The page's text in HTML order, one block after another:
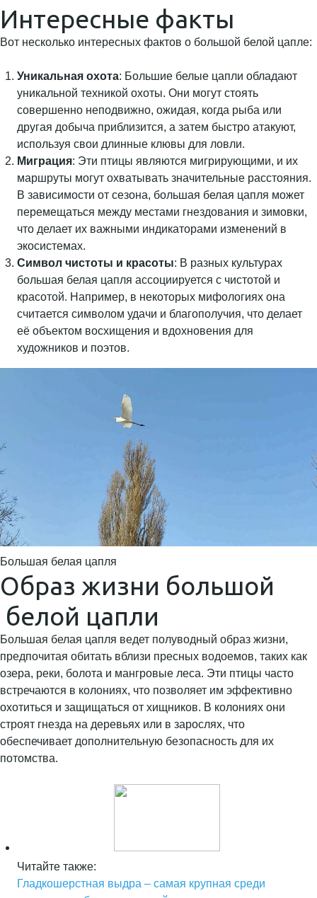
Интересные факты
Вот несколько интересных фактов о большой белой цапле:
Уникальная охота: Большие белые цапли обладают
уникальной техникой охоты. Они могут стоять
совершенно неподвижно, ожидая, когда рыба или
другая добыча приблизится, а затем быстро атакуют,
используя свои длинные клювы для ловли.
Миграция: Эти птицы являются мигрирующими, и их
маршруты могут охватывать значительные расстояния.
В зависимости от сезона, большая белая цапля может
перемещаться между местами гнездования и зимовки,
что делает их важными индикаторами изменений в
экосистемах.
Символ чистоты и красоты: В разных культурах
большая белая цапля ассоциируется с чистотой и
красотой. Например, в некоторых мифологиях она
считается символом удачи и благополучия, что делает
её объектом восхищения и вдохновения для
художников и поэтов.
Большая белая цапля
Образ жизни большой
белой цапли
Большая белая цапля ведет полуводный образ жизни,
предпочитая обитать вблизи пресных водоемов, таких как
озера, реки, болота и мангровые леса. Эти птицы часто
встречаются в колониях, что позволяет им эффективно
охотиться и защищаться от хищников. В колониях они
строят гнезда на деревьях или в зарослях, что
обеспечивает дополнительную безопасность для их
потомства.
Читайте также:
Гладкошерстная выдра – самая крупная среди